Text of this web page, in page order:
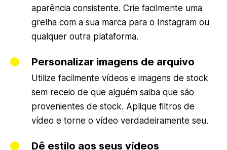
aparência consistente. Crie facilmente uma
grelha com a sua marca para o Instagram ou
qualquer outra plataforma.
Personalizar imagens de arquivo
Utilize facilmente vídeos e imagens de stock
sem receio de que alguém saiba que são
provenientes de stock. Aplique filtros de
vídeo e torne o vídeo verdadeiramente seu.
Dê estilo aos seus vídeos